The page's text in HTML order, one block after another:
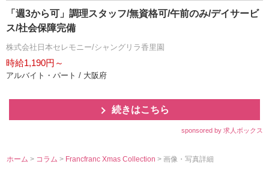
「週3から可」調理スタッフ/無資格可/午前のみ/デイサービ
ス/社会保障完備
株式会社日本セレモニー/シャングリラ香里園
時給1,190円～
アルバイト・パート / 大阪府
続きはこちら
sponsored by 求人ボックス
ホーム > コラム> Francfranc Xmas Collection> 画像・写真詳細